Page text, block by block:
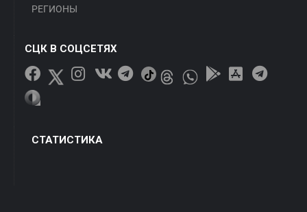
РЕГИОНЫ
СЦК В СОЦСЕТЯХ
СТАТИСТИКА